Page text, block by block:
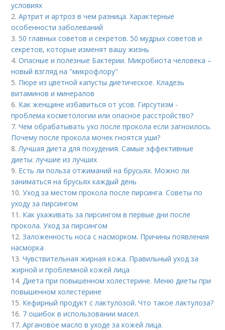
условиях
2.Артрит и артроз в чем разница. Характерные
особенности заболеваний
3. 50 главных советов и секретов. 50 мудрых советов и
секретов, которые изменят вашу жизнь
4.Опасные и полезные Бактерии. Микробиота человека –
новый взгляд на "микрофлору"
5. Пюре из цветной капусты диетическое. Кладезь
витаминов и минералов
6. Как женщине избавиться от усов. Гирсутизм -
проблема косметологии или опасное расстройство?
7.Чем обрабатывать ухо после прокола если загноилось.
Почему после прокола мочек гноятся уши?
8.Лучшая диета для похудения. Самые эффективные
диеты: лучшие из лучших
9. Есть ли польза отжиманий на брусьях. Можно ли
заниматься на брусьях каждый день
10.Уход за местом прокола после пирсинга. Советы по
уходу за пирсингом
11. Как ухаживать за пирсингом в первые дни после
прокола. Уход за пирсингом
12.Заложенность носа с насморком. Причины появления
насморка
13.Чувствительная жирная кожа. Правильный уход за
жирной и проблемной кожей лица
14.Диета при повышенном холестерине. Меню диеты при
повышенном холестерине
15. Кефирный продукт с лактулозой. Что такое лактулоза?
16. 7 ошибок в использовании масел.
17.Аргановое масло в уходе за кожей лица.